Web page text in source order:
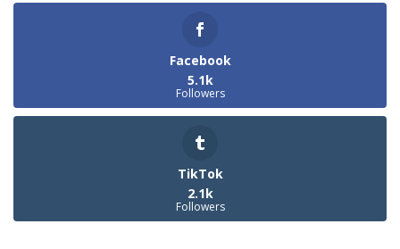
Facebook
5.1k
Followers
TikTok
2.1k
Followers